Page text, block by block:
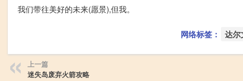
我们带往美好的未来(愿景),但我。
网络标签： 达尔
上一篇
迷失岛废弃火箭攻略